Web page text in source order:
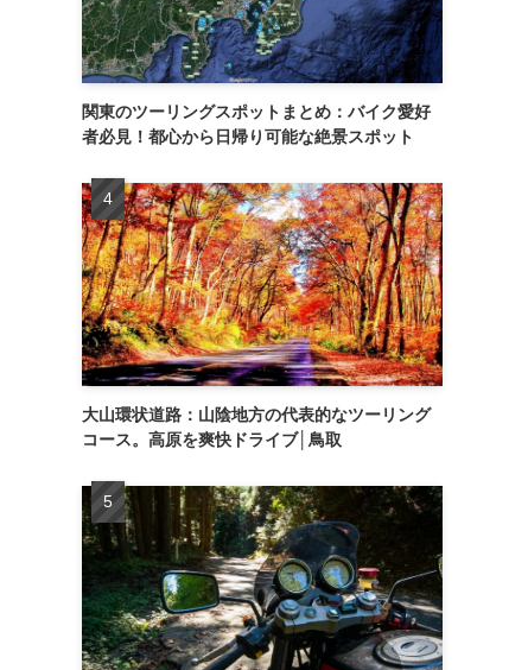
関東のツーリングスポットまとめ：バイク愛好
者必見！都心から日帰り可能な絶景スポット
大山環状道路：山陰地方の代表的なツーリング
コース。高原を爽快ドライブ│鳥取